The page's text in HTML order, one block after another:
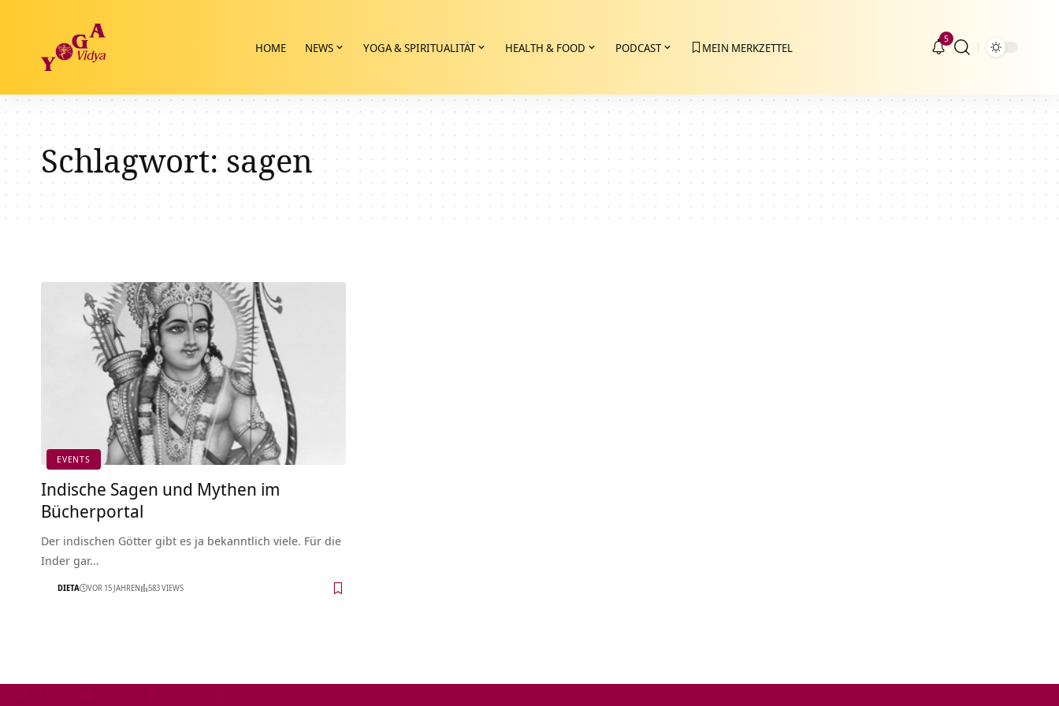
HOME NEWS YOGA & SPIRITUALITÄT HEALTH & FOOD PODCAST MEIN MERKZETTEL
5
Schlagwort:sagen
EVENTS
Indische Sagen und Mythen im
Bücherportal
Der indischen Götter gibt es ja bekanntlich viele. Für die
Inder gar…
DIETA VOR 15 JAHREN 583 VIEWS